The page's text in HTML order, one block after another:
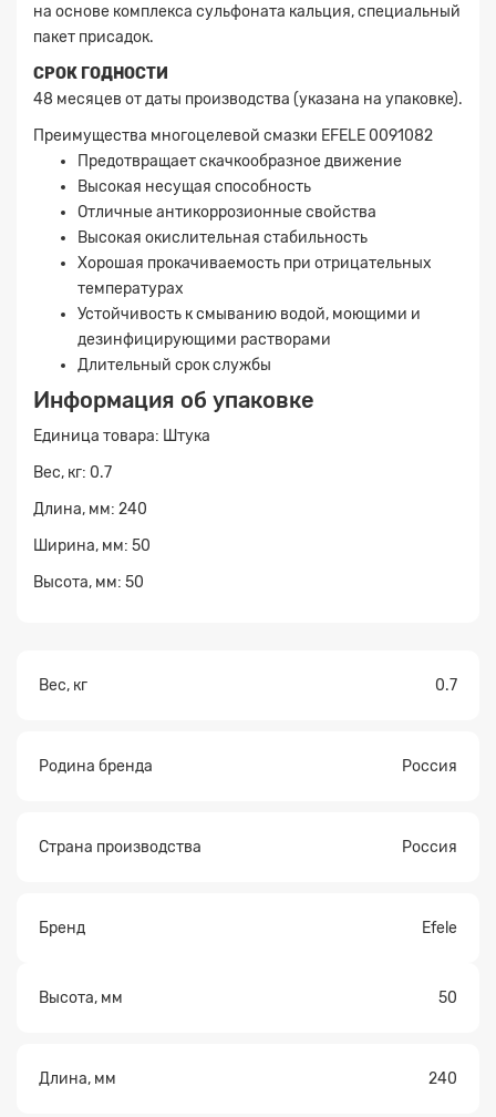
на основе комплекса сульфоната кальция, специальный
пакет присадок.
СРОК ГОДНОСТИ
48 месяцев от даты производства (указана на упаковке).
Преимущества многоцелевой смазки EFELE 0091082
Предотвращает скачкообразное движение
Высокая несущая способность
Отличные антикоррозионные свойства
Высокая окислительная стабильность
Хорошая прокачиваемость при отрицательных
температурах
Устойчивость к смыванию водой, моющими и
дезинфицирующими растворами
Длительный срок службы
Информация об упаковке
Единица товара: Штука
Вес, кг: 0.7
Длина, мм: 240
Ширина, мм: 50
Высота, мм: 50
Вес, кг 0.7
Родина бренда Россия
Страна производства Россия
Бренд Efele
Высота, мм 50
Длина, мм 240
Прикрепите
файл